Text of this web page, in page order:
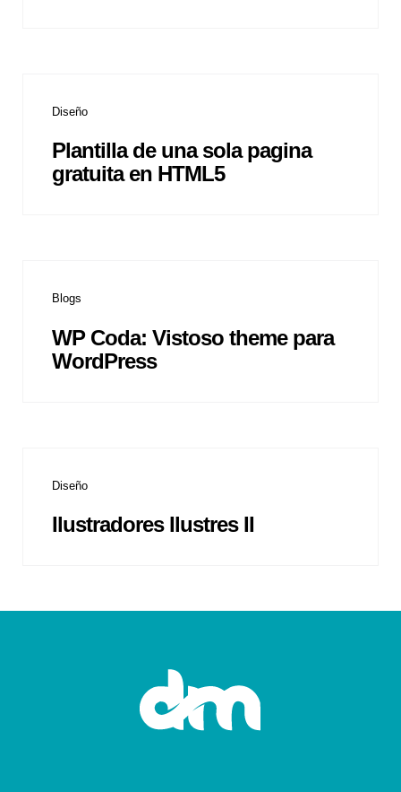
Diseño
Plantilla de una sola pagina
gratuita en HTML5
Blogs
WP Coda: Vistoso theme para
WordPress
Diseño
Ilustradores Ilustres II